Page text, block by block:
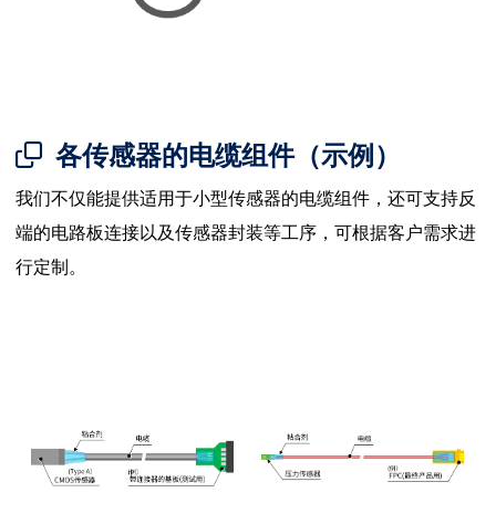
各传感器的电缆组件（示例）
我们不仅能提供适用于小型传感器的电缆组件，还可支持反
端的电路板连接以及传感器封装等工序，可根据客户需求进
行定制。